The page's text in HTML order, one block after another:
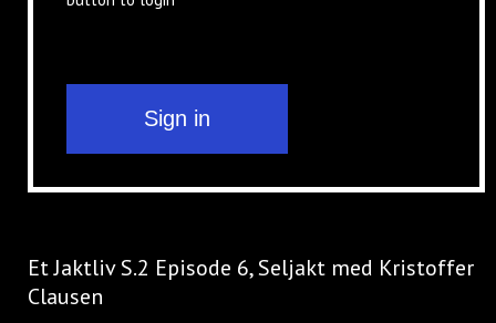
Et Jaktliv S.2 Episode 6, Seljakt med Kristoffer
Clausen